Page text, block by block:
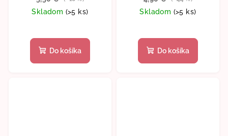
Skladom (>5 ks)
Do košíka
Skladom (>5 ks)
Do košíka